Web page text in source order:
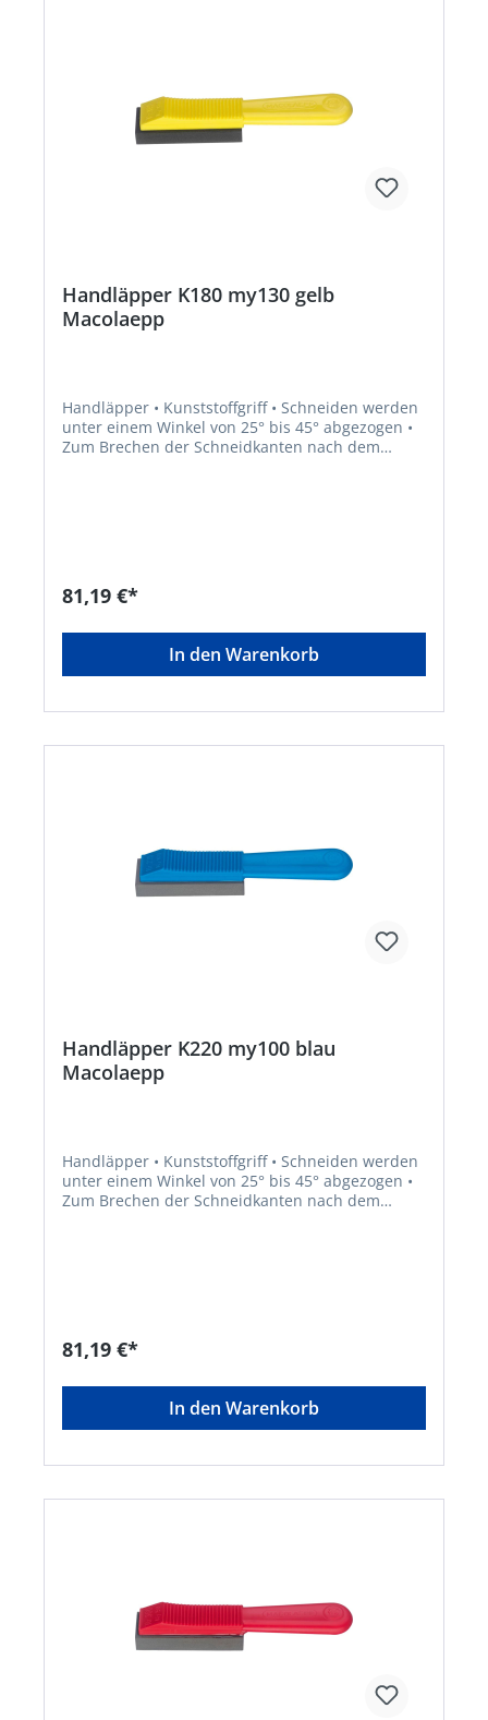
Handläpper K180 my130 gelb
Macolaepp
Handläpper • Kunststoffgriff • Schneiden werden
unter einem Winkel von 25° bis 45° abgezogen •
Zum Brechen der Schneidkanten nach dem
Werkzeugstandzeit Hinweis: Verwendung trocken
sowie mit Wasser oder dünnflüssigem Öl.
81,19 €*
In den Warenkorb
Handläpper K220 my100 blau
Macolaepp
Handläpper • Kunststoffgriff • Schneiden werden
unter einem Winkel von 25° bis 45° abgezogen •
Zum Brechen der Schneidkanten nach dem
Werkzeugstandzeit Hinweis: Verwendung trocken
sowie mit Wasser oder dünnflüssigem Öl.
81,19 €*
In den Warenkorb